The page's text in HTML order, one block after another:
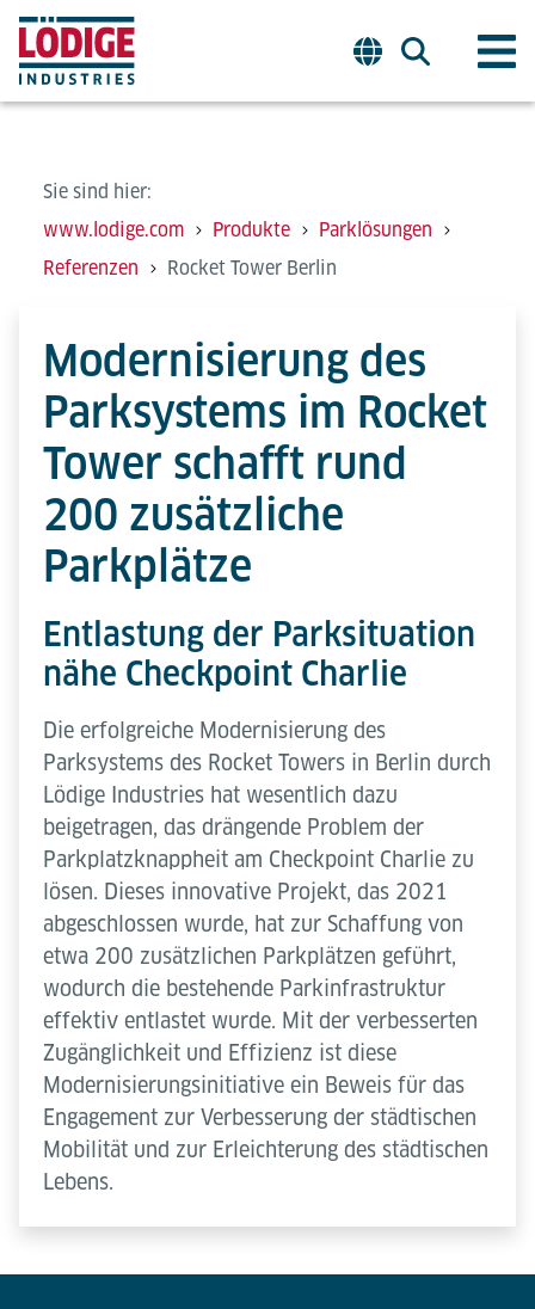
Sie sind hier:
www.lodige.com
Produkte
Parklösungen
Referenzen
Rocket Tower Berlin
Modernisierung des
Parksystems im Rocket
Tower schafft rund
200 zusätzliche
Parkplätze
Entlastung der Parksituation
nähe Checkpoint Charlie
Die erfolgreiche Modernisierung des
Parksystems des Rocket Towers in Berlin durch
Lödige Industries hat wesentlich dazu
beigetragen, das drängende Problem der
Parkplatzknappheit am Checkpoint Charlie zu
lösen. Dieses innovative Projekt, das 2021
abgeschlossen wurde, hat zur Schaffung von
etwa 200 zusätzlichen Parkplätzen geführt,
wodurch die bestehende Parkinfrastruktur
effektiv entlastet wurde. Mit der verbesserten
Zugänglichkeit und Effizienz ist diese
Modernisierungsinitiative ein Beweis für das
Engagement zur Verbesserung der städtischen
Mobilität und zur Erleichterung des städtischen
Lebens.